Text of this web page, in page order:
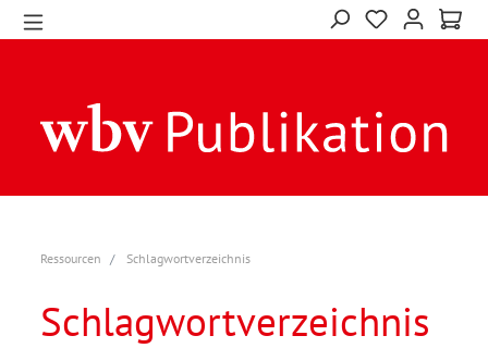
Ressourcen Schlagwortverzeichnis
Schlagwortverzeichnis